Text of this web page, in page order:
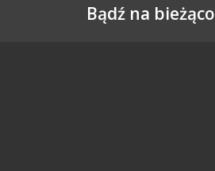
Bądź na bieżąco